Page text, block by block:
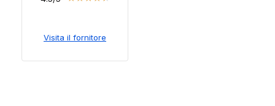
Visita il fornitore